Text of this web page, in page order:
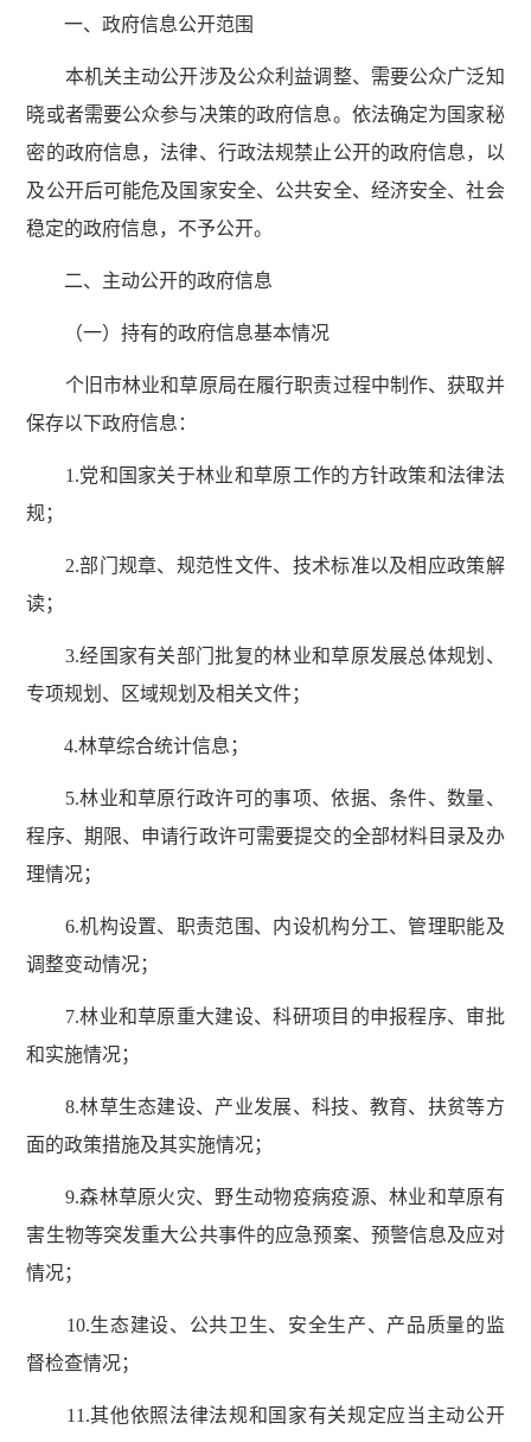
一、政府信息公开范围
本机关主动公开涉及公众利益调整、需要公众广泛知
晓或者需要公众参与决策的政府信息。依法确定为国家秘
密的政府信息，法律、行政法规禁止公开的政府信息，以
及公开后可能危及国家安全、公共安全、经济安全、社会
稳定的政府信息，不予公开。
二、主动公开的政府信息
（一）持有的政府信息基本情况
个旧市林业和草原局在履行职责过程中制作、获取并
保存以下政府信息：
1.党和国家关于林业和草原工作的方针政策和法律法
规；
2.部门规章、规范性文件、技术标准以及相应政策解
读；
3.经国家有关部门批复的林业和草原发展总体规划、
专项规划、区域规划及相关文件；
4.林草综合统计信息；
5.林业和草原行政许可的事项、依据、条件、数量、
程序、期限、申请行政许可需要提交的全部材料目录及办
理情况；
6.机构设置、职责范围、内设机构分工、管理职能及
调整变动情况；
7.林业和草原重大建设、科研项目的申报程序、审批
和实施情况；
8.林草生态建设、产业发展、科技、教育、扶贫等方
面的政策措施及其实施情况；
9.森林草原火灾、野生动物疫病疫源、林业和草原有
害生物等突发重大公共事件的应急预案、预警信息及应对
情况；
10.生态建设、公共卫生、安全生产、产品质量的监
督检查情况；
11.其他依照法律法规和国家有关规定应当主动公开